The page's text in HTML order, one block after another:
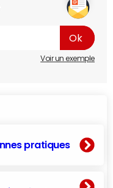
Voir un exemple
pratiques